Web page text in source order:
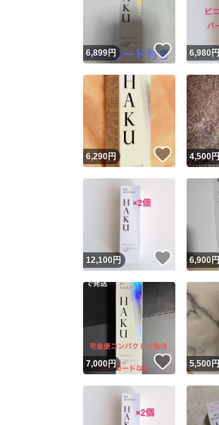
6,899円 いいね！
6,980円
6,290円 いいね！
4,500円
12,100円 いいね！
6,900円
7,000円 いいね！
5,500円